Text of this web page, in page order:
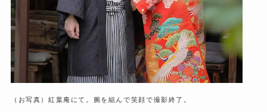
（お写真）紅葉庵にて。腕を組んで笑顔で撮影終了。